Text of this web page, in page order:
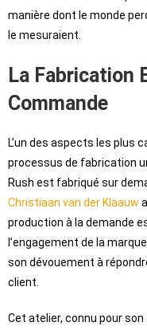
manière dont le monde
le mesuraient.
La Fabrication
Commande
L’un des aspects les plus
processus de fabrication
Rush est fabriqué sur
Christiaan van der Klaauw
production à la demande
l’engagement de la
son dévouement à
client.
Cet atelier, connu pour